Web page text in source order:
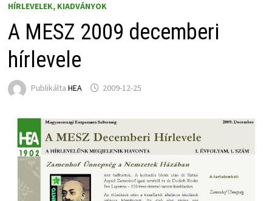
HÍRLEVELEK, KIADVÁNYOK
A MESZ 2009 decemberi
hírlevele
Publikálta HEA 2009-12-25